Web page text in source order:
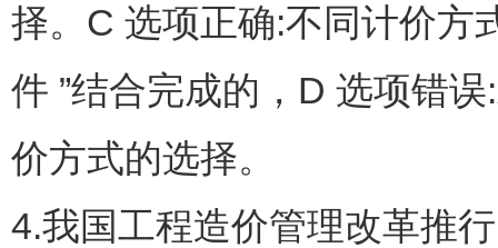
择。C 选项正确:不同计价方
件 ”结合完成的，D 选项错
价方式的选择。
4.我国工程造价管理改革推